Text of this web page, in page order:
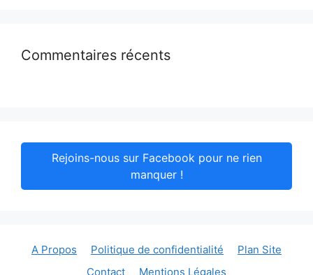
Commentaires récents
Rejoins-nous sur Facebook pour ne rien
manquer !
A Propos Politique de confidentialité
Plan Site
Contact
Mentions Légales